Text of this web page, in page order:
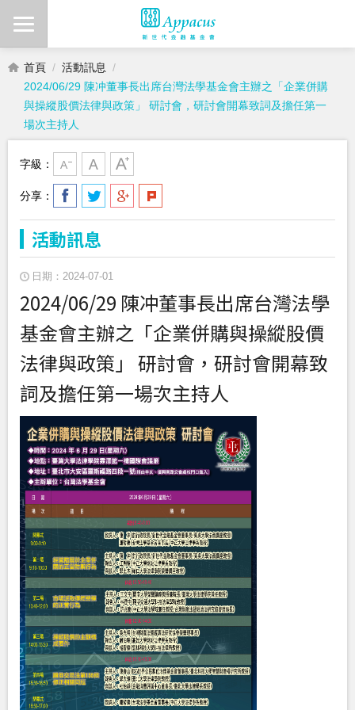
首頁
活動訊息
2024/06/29 陳冲董事長出席台灣法學基金會主辦之「企業併購
與操縱股價法律與政策」 研討會，研討會開幕致詞及擔任第一
場次主持人
字級：
分享：
活動訊息
日期：2024-07-01
2024/06/29 陳冲董事長出席台灣法學
基金會主辦之「企業併購與操縱股價
法律與政策」 研討會，研討會開幕致
詞及擔任第一場次主持人